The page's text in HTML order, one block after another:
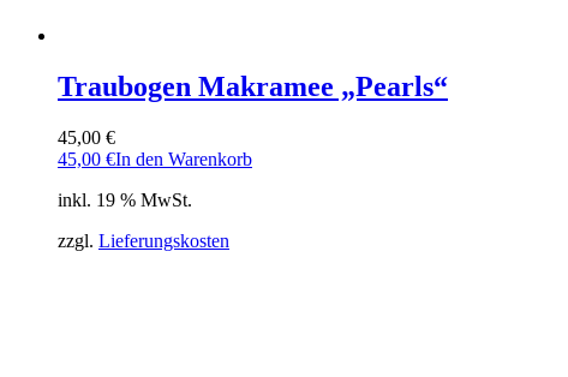
Traubogen Makramee „Pearls“
45,00 €
45,00 €In den Warenkorb
inkl. 19 % MwSt.
zzgl. Lieferungskosten